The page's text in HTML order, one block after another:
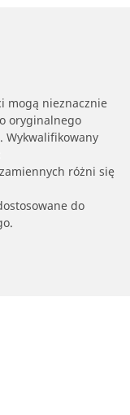
mogą nieznacznie
oryginalnego
Wykwalifikowany
różni się
do